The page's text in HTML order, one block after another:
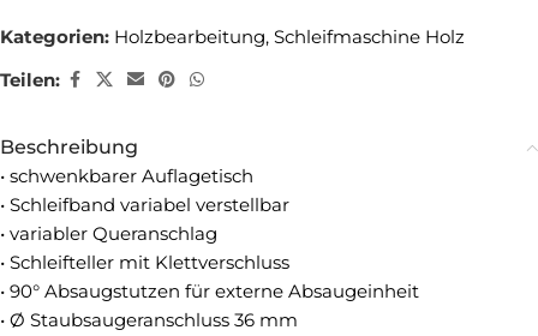
Kategorien: Holzbearbeitung, Schleifmaschine Holz
Teilen:
Beschreibung
• schwenkbarer Auflagetisch
• Schleifband variabel verstellbar
• variabler Queranschlag
• Schleifteller mit Klettverschluss
• 90° Absaugstutzen für externe Absaugeinheit
• Ø Staubsaugeranschluss 36 mm